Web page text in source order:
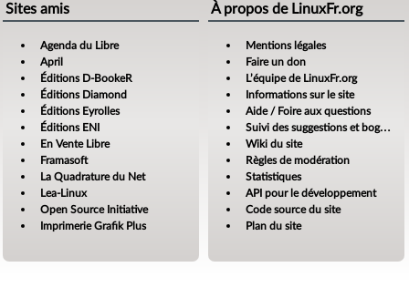
Sites amis
Agenda du Libre
April
Éditions D-BookeR
Éditions Diamond
Éditions Eyrolles
Éditions ENI
En Vente Libre
Framasoft
La Quadrature du Net
Lea-Linux
Open Source Initiative
Imprimerie Grafik Plus
À propos de LinuxFr.org
Mentions légales
Faire un don
L’équipe de LinuxFr.org
Informations sur le site
Aide / Foire aux questions
Suivi des suggestions et bogues
Wiki du site
Règles de modération
Statistiques
API pour le développement
Code source du site
Plan du site